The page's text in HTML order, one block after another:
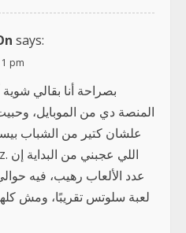
says:
pm
بصراحة أنا بقالي
المنصة دي من الموبايل،
علشان كتير من الشباب
لعبة سلوتس تقريبًا، ومش